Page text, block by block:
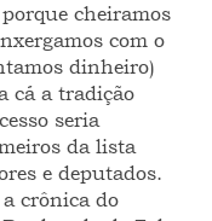
cheiramos
com o
dinheiro)
cá a tradição
seria
da lista
e deputados.
crônica do